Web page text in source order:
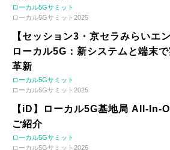
ローカル5Gサミット
ローカル5Gサミット2025
【セッション3・京セラみらいエ
ローカル5G：新システムと端末
革新
ローカル5Gサミット
ローカル5Gサミット2025
【iD】ローカル5G基地局 All-In-
ご紹介
ローカル5Gサミット
ローカル5Gサミット2025